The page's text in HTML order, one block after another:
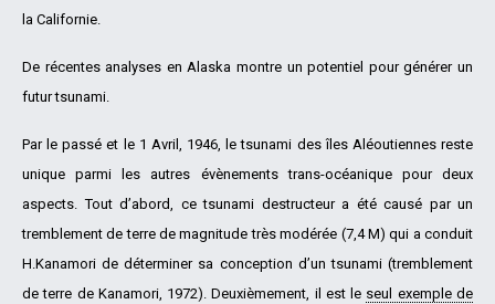
la Californie.
De récentes analyses en Alaska montre un potentiel pour générer un
futur tsunami.
Par le passé et le 1 Avril, 1946, le tsunami des îles Aléoutiennes reste
unique parmi les autres évènements trans-océanique pour deux
aspects. Tout d’abord, ce tsunami destructeur a été causé par un
tremblement de terre de magnitude très modérée (7,4 M) qui a conduit
H.Kanamori de déterminer sa conception d’un tsunami (tremblement
de terre de Kanamori, 1972). Deuxièmement, il est le seul exemple de